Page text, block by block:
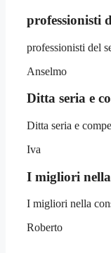
professionisti
professionisti del
Anselmo
Ditta seria e
Ditta seria e
Iva
I migliori nella
I migliori nella
Roberto